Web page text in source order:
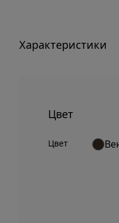
Характеристики
Цвет
Цвет